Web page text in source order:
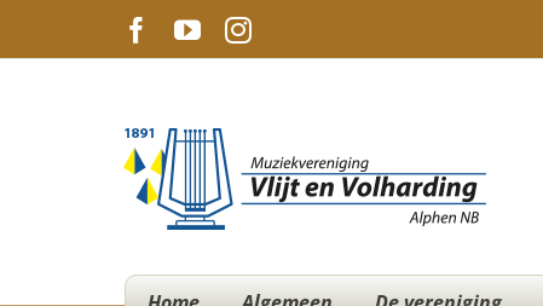
Facebook
YouTubeInstagram